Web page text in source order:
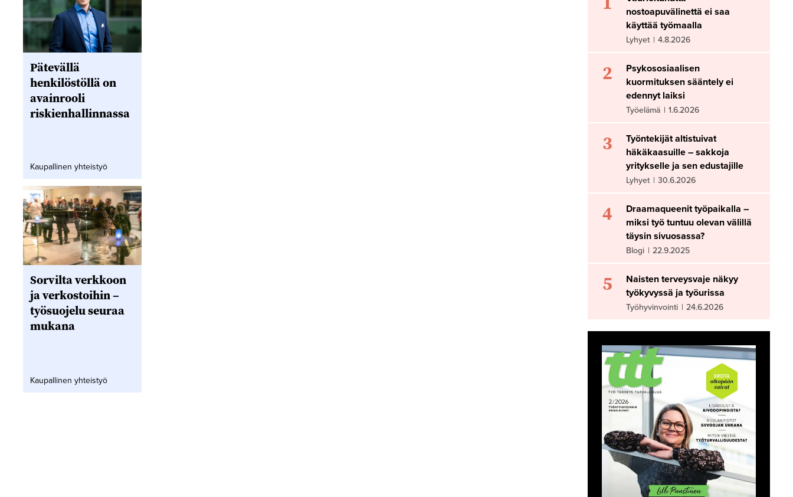
Pätevällä
henkilöstöllä on
avainrooli
riskienhallinnassa
Kaupallinen yhteistyö
Sorvilta verkkoon
ja verkostoihin –
työsuojelu seuraa
mukana
Kaupallinen yhteistyö
nostoapuvälinettä ei saa
käyttää työmaalla
Lyhyet | 4.8.2026
2
Psykososiaalisen
kuormituksen sääntely ei
edennyt laiksi
Työelämä | 1.6.2026
3
Työntekijät altistuivat
häkäkaasuille – sakkoja
yritykselle ja sen edustajille
Lyhyet | 30.6.2026
4
Draamaqueenit työpaikalla –
miksi työ tuntuu olevan välillä
täysin sivuosassa?
Blogi | 22.9.2025
5
Naisten terveysvaje näkyy
työkyvyssä ja työurissa
Työhyvinvointi | 24.6.2026